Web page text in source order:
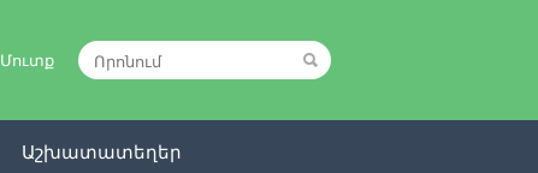
Մուտք
Աշխատատեղեր